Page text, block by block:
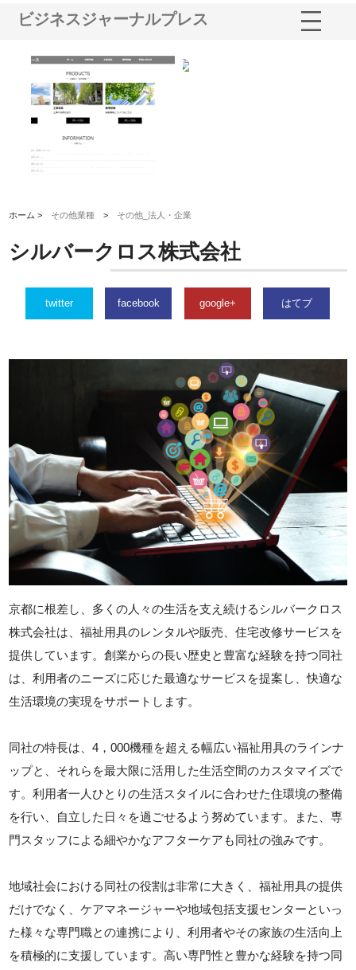
ビジネスジャーナルプレス
イトが提供する充実した情報内
ホーム > その他業種 > その他_法人・企業
シルバークロス株式会社
twitter facebook google+ はてブ
京都に根差し、多くの人々の生活を支え続けるシルバークロス
株式会社は、福祉用具のレンタルや販売、住宅改修サービスを
提供しています。創業からの長い歴史と豊富な経験を持つ同社
は、利用者のニーズに応じた最適なサービスを提案し、快適な
生活環境の実現をサポートします。
同社の特長は、4，000機種を超える幅広い福祉用具のラインナ
ップと、それらを最大限に活用した生活空間のカスタマイズで
す。利用者一人ひとりの生活スタイルに合わせた住環境の整備
を行い、自立した日々を過ごせるよう努めています。また、専
門スタッフによる細やかなアフターケアも同社の強みです。
地域社会における同社の役割は非常に大きく、福祉用具の提供
だけでなく、ケアマネージャーや地域包括支援センターといっ
た様々な専門職との連携により、利用者やその家族の生活向上
を積極的に支援しています。高い専門性と豊かな経験を持つ同